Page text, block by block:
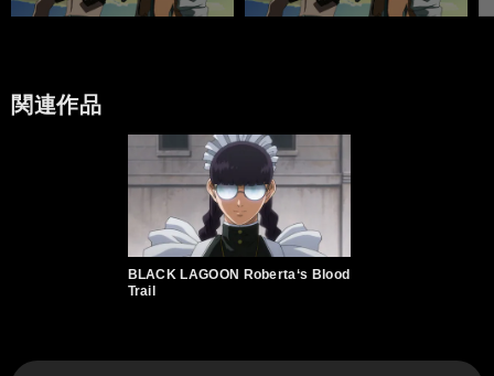
関連作品
BLACK LAGOON Roberta‘s Blood
Trail